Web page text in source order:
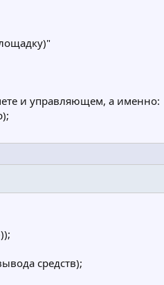
и управляющем, а именно:
средств);